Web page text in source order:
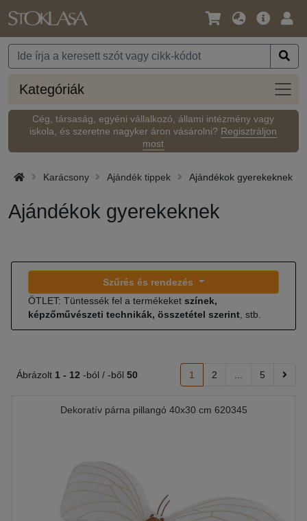
Nyelv
Pénznem
Fő
Kategóriák
Cég, társaság, egyéni vállalkozó, állami intézmény vagy
iskola, és szeretne nagyker áron vásárolni? Regisztráljon
most
Karácsony Ajándék tippek Ajándékok gyerekeknek
Ajándékok gyerekeknek
Szűrés és rendezés
ÖTLET: Tüntessék fel a termékeket színek,
képzőművészeti technikák, összetétel szerint , stb.
Ábrázolt 1 - 12 -ból / -ből 50 1 2 5
Dekoratív párna pillangó 40x30 cm 620345